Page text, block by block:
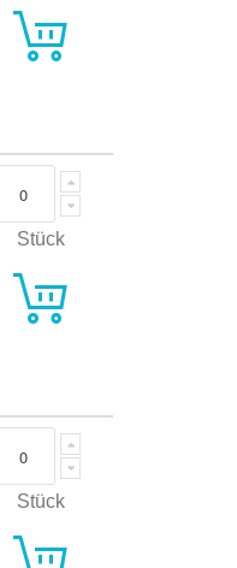
Stück
Stück